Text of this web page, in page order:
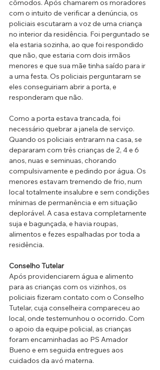
cômodos. Após chamarem os moradores
com o intuito de verificar a denúncia, os
policiais escutaram a voz de uma criança
no interior da residência. Foi perguntado se
ela estaria sozinha, ao que foi respondido
que não, que estaria com dois irmãos
menores e que sua mãe tinha saído para ir
a uma festa. Os policiais perguntaram se
eles conseguiriam abrir a porta, e
responderam que não.
Como a porta estava trancada, foi
necessário quebrar a janela de serviço.
Quando os policiais entraram na casa, se
depararam com três crianças de 2, 4 e 6
anos, nuas e seminuas, chorando
compulsivamente e pedindo por água. Os
menores estavam tremendo de frio, num
local totalmente insalubre e sem condições
mínimas de permanência e em situação
deplorável. A casa estava completamente
suja e bagunçada, e havia roupas,
alimentos e fezes espalhadas por toda a
residência.
Conselho Tutelar
Após providenciarem água e alimento
para as crianças com os vizinhos, os
policiais fizeram contato com o Conselho
Tutelar, cuja conselheira compareceu ao
local, onde testemunhou o ocorrido. Com
o apoio da equipe policial, as crianças
foram encaminhadas ao PS Amador
Bueno e em seguida entregues aos
cuidados da avó materna.